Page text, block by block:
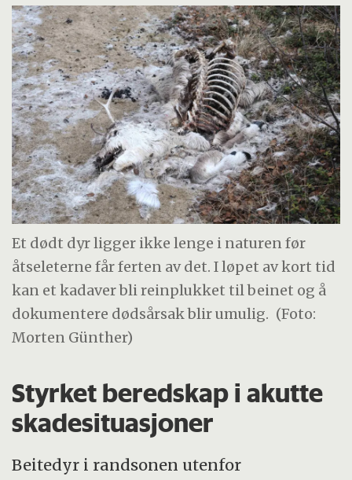
Et dødt dyr ligger ikke lenge i naturen før
åtseleterne får ferten av det. I løpet av kort tid
kan et kadaver bli reinplukket til beinet og å
dokumentere dødsårsak blir umulig. (Foto:
Morten Günther)
Styrket beredskap i akutte
skadesituasjoner
Beitedyr i randsonen utenfor